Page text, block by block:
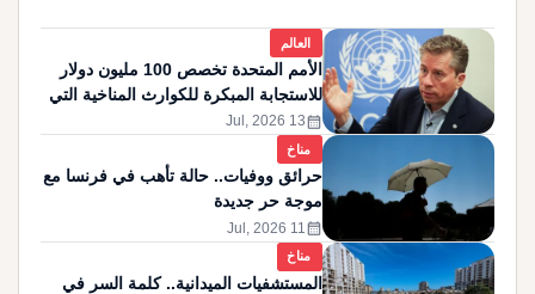
العالم
الأمم المتحدة تخصص 100 مليون دولار
للاستجابة المبكرة للكوارث المناخية التي
قد تنجم عن عودة ظاهرة "نينيو"
calendar_month
13 Jul, 2026
مناخ
حرائق ووفيات.. حالة تأهب في فرنسا مع
موجة حر جديدة
calendar_month
11 Jul, 2026
مناخ
المستشفيات الميدانية.. كلمة السر في